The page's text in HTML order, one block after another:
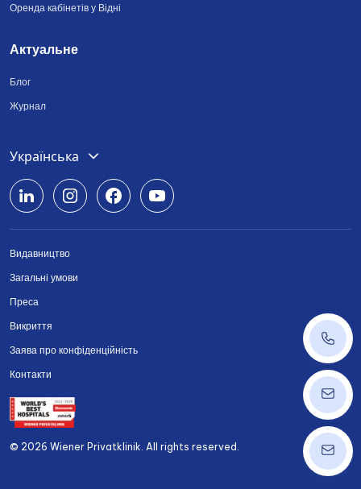
Оренда кабінетів у Відні
Актуальне
Блог
Журнал
Українська
Deutsch
English
Srpski
© 2026 Wiener Privatklinik. All rights reserved.
Видавництво
Загальні умови
Преса
Викриття
Заява про конфіденційність
Контакти
+43